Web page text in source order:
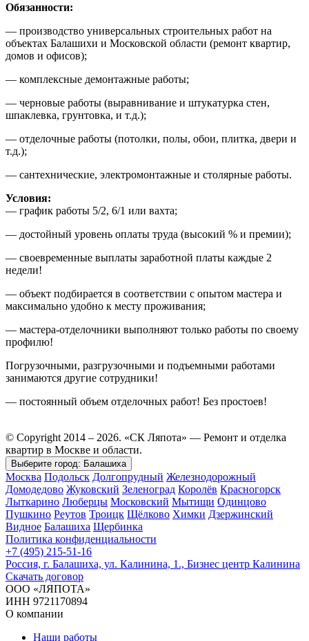
Обязанности:
— производство универсальных строительных работ на
объектах Балашихи и Московской области (ремонт квартир,
домов и офисов);
— комплексные демонтажные работы;
— черновые работы (выравнивание и штукатурка стен,
шпаклевка, грунтовка, и т.д.);
— отделочные работы (потолки, полы, обои, плитка, двери и
т.д.);
— сантехнические, электромонтажные и столярные работы.
Условия:
— график работы 5/2, 6/1 или вахта;
— достойный уровень оплаты труда (высокий % и премии);
— своевременные выплаты заработной платы каждые 2
недели!
— объект подбирается в соответствии с опытом мастера и
максимально удобно к месту проживания;
— мастера-отделочники выполняют только работы по своему
профилю!
Погрузочными, разгрузочными и подъемными работами
занимаются другие сотрудники!
— постоянный объем отделочных работ! Без простоев!
© Copyright 2014 – 2026. «СК Ляпота» — Ремонт и отделка
квартир в Москве и области.
Выберите город: Балашиха
Москва Подольск Долгопрудный Железнодорожный
Домодедово Жуковский Зеленоград Королёв Красногорск
Лыткарино Люберцы Московский Мытищи Одинцово
Пушкино Реутов Троицк Щёлково Химки Дзержинский
Видное Балашиха Щербинка
Политика конфиденциальности
+7 (495) 215-51-16
Россия, г. Балашиха, ул. Калинина, 1., Бизнес центр Калинина
Скачать договор
ООО «ЛЯПОТА»
ИНН 9721170894
О компании
Наши работы